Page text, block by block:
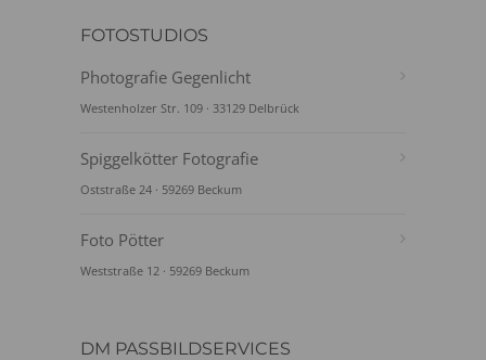
FOTOSTUDIOS
Photografie Gegenlicht
Westenholzer Str. 109 · 33129 Delbrück
Spiggelkötter Fotografie
Oststraße 24 · 59269 Beckum
Foto Pötter
Weststraße 12 · 59269 Beckum
DM PASSBILDSERVICES